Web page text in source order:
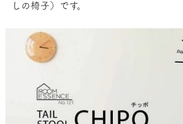
しの椅子）です。